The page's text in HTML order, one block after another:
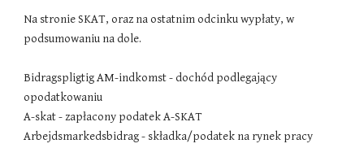
Na stronie SKAT, oraz na ostatnim odcinku wypłaty, w
podsumowaniu na dole.
Bidragspligtig AM-indkomst - dochód podlegający
opodatkowaniu
A-skat - zapłacony podatek A-SKAT
Arbejdsmarkedsbidrag - składka/podatek na rynek pracy